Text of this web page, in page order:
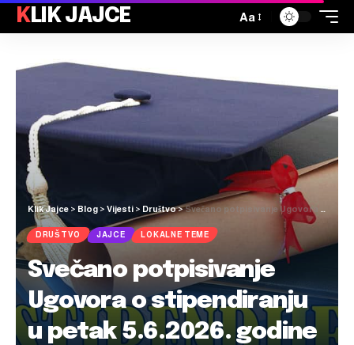
KLIK JAJCE Aa
Klik Jajce > Blog > Vijesti > Društvo>Svečano potpisivanje Ugovora o stipendiranju u petak 5.6.2026. godine
DRUŠTVO JAJCE LOKALNE TEME
Svečano potpisivanje
Ugovora o stipendiranju
u petak 5.6.2026. godine